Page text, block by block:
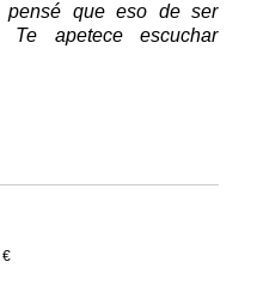
pensé que eso de ser
apetece escuchar
€